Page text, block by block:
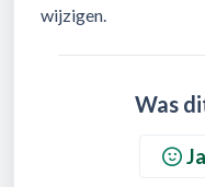
wijzigen.
Was
Ja